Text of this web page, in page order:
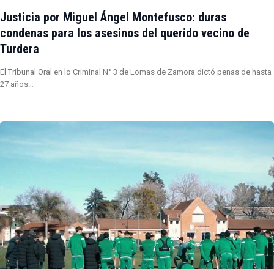
Justicia por Miguel Ángel Montefusco: duras
condenas para los asesinos del querido vecino de
Turdera
El Tribunal Oral en lo Criminal N° 3 de Lomas de Zamora dictó penas de hasta
27 años…